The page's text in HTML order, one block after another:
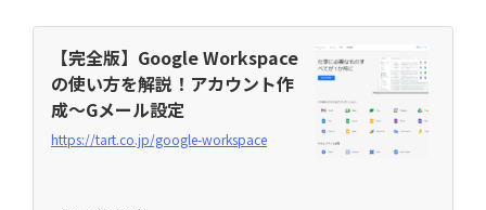
【完全版】Google Workspace
の使い方を解説！アカウント作
成～Gメール設定
https://tart.co.jp/google-workspace